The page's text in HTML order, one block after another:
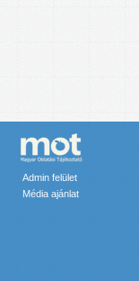
Admin felület
Média ajánlat